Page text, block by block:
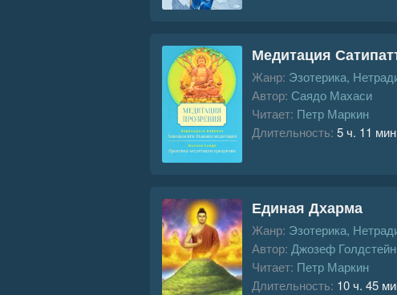
Медитация
Жанр: Эзотерика,
Автор: Саядо Махаси
Читает: Петр Маркин
Длительность: 5 ч. 11
Единая Дхарма
Жанр: Эзотерика,
Автор: Джозеф Голдстейн
Читает: Петр Маркин
Длительность: 10 ч. 45